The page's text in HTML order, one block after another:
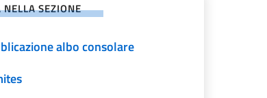
NELLA SEZIONE
albo consolare